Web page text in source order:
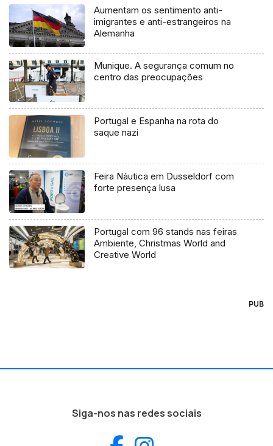
Aumentam os sentimento anti-
imigrantes e anti-estrangeiros na
Alemanha
Munique. A segurança comum no
centro das preocupações
Portugal e Espanha na rota do
saque nazi
Feira Náutica em Dusseldorf com
forte presença lusa
Portugal com 96 stands nas feiras
Ambiente, Christmas World and
Creative World
PUB
Siga-nos nas redes sociais